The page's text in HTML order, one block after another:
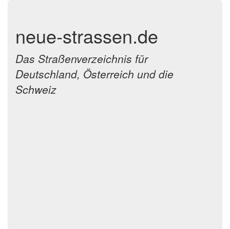
neue-strassen.de
Das Straßenverzeichnis für
Deutschland, Österreich und die
Schweiz